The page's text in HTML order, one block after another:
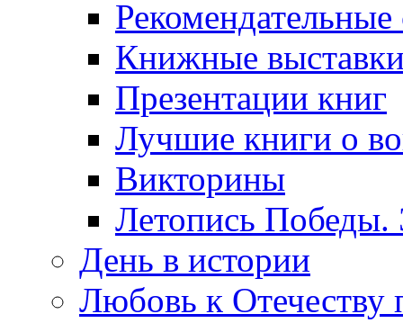
Рекомендательные
Книжные
Презентации книг
Лучшие книги о
Викторины
Летопись Победы.
День в истории
Любовь к Отечеству